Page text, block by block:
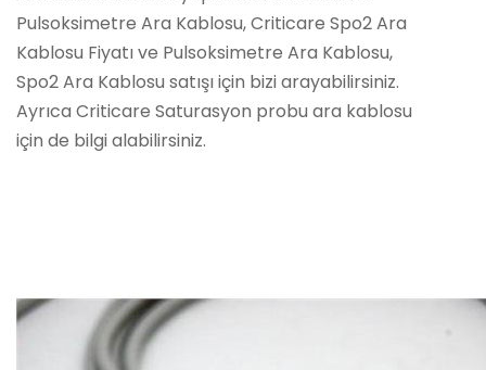
Pulsoksimetre Ara Kablosu, Criticare Spo2 Ara
Kablosu Fiyatı ve Pulsoksimetre Ara Kablosu,
Spo2 Ara Kablosu satışı için bizi arayabilirsiniz.
Ayrıca Criticare Saturasyon probu ara kablosu
için de bilgi alabilirsiniz.